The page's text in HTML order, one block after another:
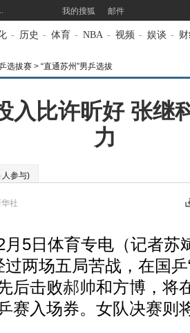
我的搜狐 邮件
- 历史 - 体育 - NBA - 视频 - 娱谈 -
选拔赛 > “直通苏州”男乒选拔
入比许昕好 张继
力
人参与)
华社
日体育专电（记者苏
过两场五局苦战，在国乒
后击败郝帅和方博，将
赛入场券。女队决赛则